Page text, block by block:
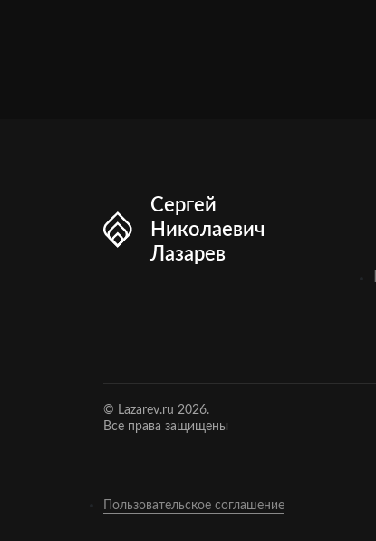
Сергей
Николаевич
Лазарев
© Lazarev.ru 2026.
Все права защищены
Пользовательское соглашение